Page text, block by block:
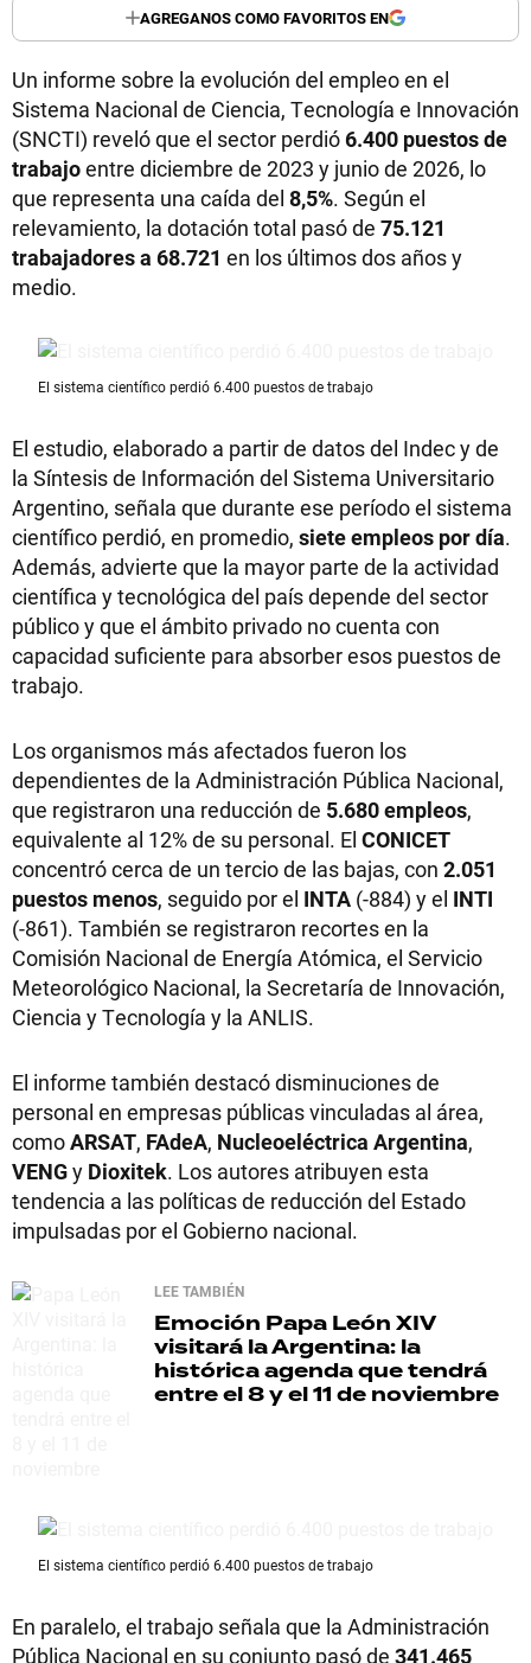
AGREGANOS COMO FAVORITOS EN
Un informe sobre la evolución del empleo en el
Sistema Nacional de Ciencia, Tecnología e Innovación
(SNCTI) reveló que el sector perdió6.400 puestos de
trabajoentre diciembre de 2023 y junio de 2026, lo
que representa una caída del 8,5%. Según el
relevamiento, la dotación total pasó de 75.121
trabajadores a 68.721 en los últimos dos años y
medio.
El sistema científico perdió 6.400 puestos de trabajo
El estudio, elaborado a partir de datos del Indec y de
la Síntesis de Información del Sistema Universitario
Argentino, señala que durante ese período el sistema
científico perdió, en promedio, siete empleos por día.
Además, advierte que la mayor parte de la actividad
científica y tecnológica del país depende del sector
público y que el ámbito privado no cuenta con
capacidad suficiente para absorber esos puestos de
trabajo.
Los organismos más afectados fueron los
dependientes de la Administración Pública Nacional,
que registraron una reducción de 5.680 empleos,
equivalente al 12% de su personal. El CONICET
concentró cerca de un tercio de las bajas, con 2.051
puestos menos, seguido por el INTA (-884) y el INTI
(-861). También se registraron recortes en la
Comisión Nacional de Energía Atómica, el Servicio
Meteorológico Nacional, la Secretaría de Innovación,
Ciencia y Tecnología y la ANLIS.
El informe también destacó disminuciones de
personal en empresas públicas vinculadas al área,
comoARSAT, FAdeA, Nucleoeléctrica Argentina,
VENGy Dioxitek. Los autores atribuyen esta
tendencia a las políticas de reducción del Estado
impulsadas por el Gobierno nacional.
LEE TAMBIÉN
Emoción Papa León XIV
visitará la Argentina: la
histórica agenda que tendrá
entre el 8 y el 11 de noviembre
El sistema científico perdió 6.400 puestos de trabajo
En paralelo, el trabajo señala que la Administración
Pública Nacional en su conjunto pasó de 341.465